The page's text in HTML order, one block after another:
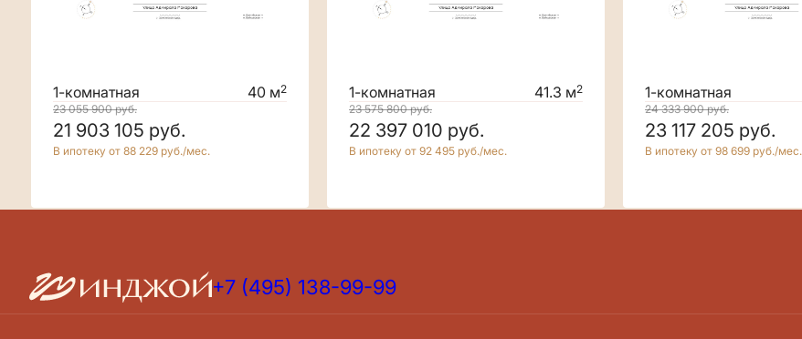
1-комнатная 40 м2
23 055 900руб.
21 903 105 руб.
В ипотеку от 88 229 руб./мес.
1-комнатная 41.3 м2
23 575 800руб.
22 397 010 руб.
В ипотеку от 92 495 руб./мес.
1-комнатная
24 333 900руб.
23 117 205 руб.
В ипотеку от 98 699 руб./мес.
+7 (495) 138-99-99